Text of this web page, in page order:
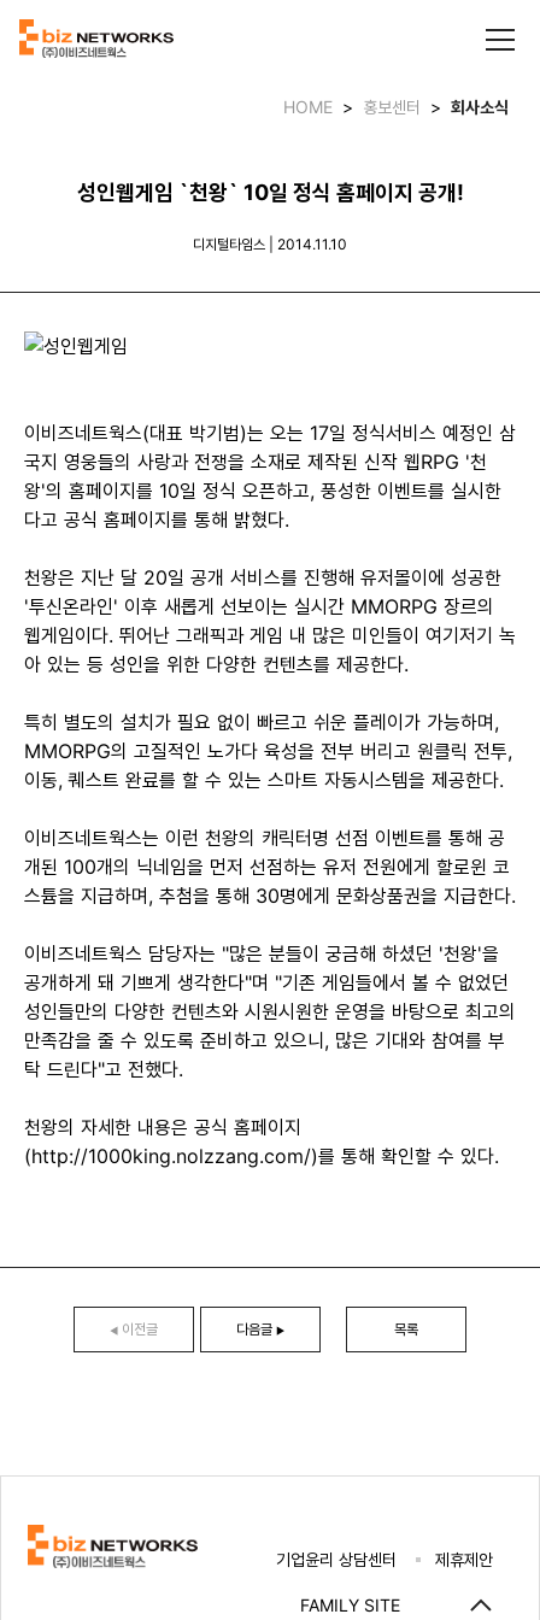
HOME > 홍보센터 > 회사소식
성인웹게임 `천왕` 10일 정식 홈페이지 공개!
디지털타임스 | 2014.11.10
이비즈네트웍스(대표 박기범)는 오는 17일 정식서비스 예정인 삼
국지 영웅들의 사랑과 전쟁을 소재로 제작된 신작 웹RPG '천
왕'의 홈페이지를 10일 정식 오픈하고, 풍성한 이벤트를 실시한
다고 공식 홈페이지를 통해 밝혔다.
천왕은 지난 달 20일 공개 서비스를 진행해 유저몰이에 성공한
'투신온라인' 이후 새롭게 선보이는 실시간 MMORPG 장르의
웹게임이다. 뛰어난 그래픽과 게임 내 많은 미인들이 여기저기 녹
아 있는 등 성인을 위한 다양한 컨텐츠를 제공한다.
특히 별도의 설치가 필요 없이 빠르고 쉬운 플레이가 가능하며,
MMORPG의 고질적인 노가다 육성을 전부 버리고 원클릭 전투,
이동, 퀘스트 완료를 할 수 있는 스마트 자동시스템을 제공한다.
이비즈네트웍스는 이런 천왕의 캐릭터명 선점 이벤트를 통해 공
개된 100개의 닉네임을 먼저 선점하는 유저 전원에게 할로윈 코
스튬을 지급하며, 추첨을 통해 30명에게 문화상품권을 지급한다.
이비즈네트웍스 담당자는 "많은 분들이 궁금해 하셨던 '천왕'을
공개하게 돼 기쁘게 생각한다"며 "기존 게임들에서 볼 수 없었던
성인들만의 다양한 컨텐츠와 시원시원한 운영을 바탕으로 최고의
만족감을 줄 수 있도록 준비하고 있으니, 많은 기대와 참여를 부
탁 드린다"고 전했다.
천왕의 자세한 내용은 공식 홈페이지
(http://1000king.nolzzang.com/)를 통해 확인할 수 있다.
◀ 이전글 다음글 ▶ 목록
기업윤리 상담센터 제휴제안
FAMILY SITE